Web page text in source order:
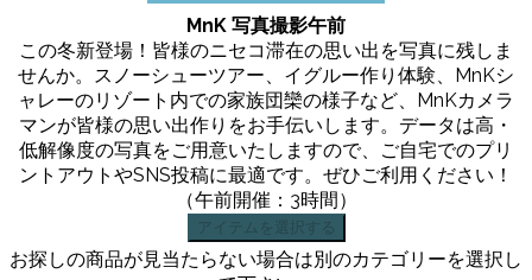
MnK 写真撮影午前
この冬新登場！皆様のニセコ滞在の思い出を写真に残しま
せんか。スノーシューツアー、イグルー作り体験、MnKシ
ャレーのリゾート内での家族団欒の様子など、MnKカメラ
マンが皆様の思い出作りをお手伝いします。データは高・
低解像度の写真をご用意いたしますので、ご自宅でのプリ
ントアウトやSNS投稿に最適です。ぜひご利用ください！
（午前開催：3時間）
アイテムを選択する
お探しの商品が見当たらない場合は別のカテゴリーを選択し